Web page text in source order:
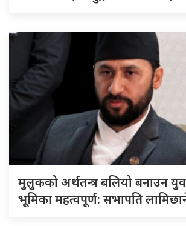
मुलुकको अर्थतन्त्र बलियो बनाउन
भूमिका महत्वपूर्ण: सभापति